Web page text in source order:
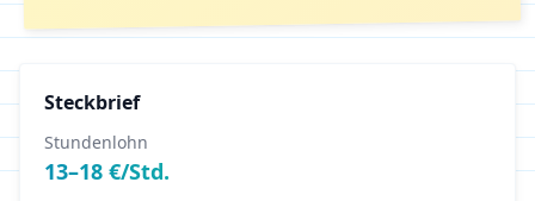
Steckbrief
Stundenlohn
13–18 €/Std.